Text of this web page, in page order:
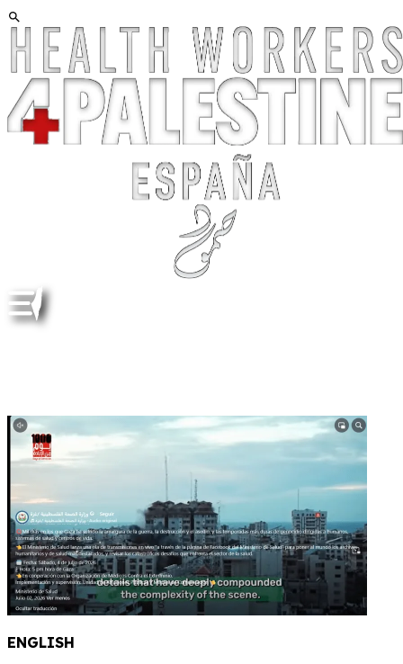
ENGLISH